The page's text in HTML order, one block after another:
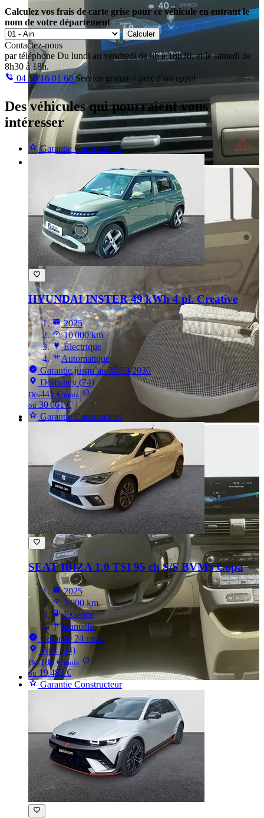
Calculez vos frais de carte grise pour ce véhicule en entrant le
nom de votre département
Calculer
Contactez-nous
par téléphone Du lundi au vendredi de 8h à 18h30, et le samedi de
8h30 à 18h.
04 58 16 01 60Service gratuit + prix d’un appel
Des véhiculesqui pourraient vous
intéresser
Garantie Constructeur
HYUNDAI INSTER49 kWh 4 pl. Creative
2025
10 000 km
Électrique
Automatique
Garantie jusqu’au 30/03/2030
Domancy (74)
Dès441 €/mois
ou 30 661 €
Garantie Constructeur
SEAT IBIZA 1.0 TSI 95 ch S/S BVM5 Copa
2025
3 000 km
Essence
Manuelle
Garantie 24 mois
Volx (04)
Dès188 €/mois
ou 19 483 €
Garantie Constructeur